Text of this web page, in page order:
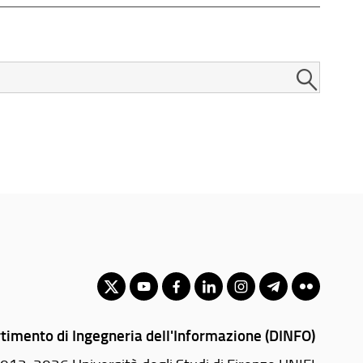
di Ingegneria dell'Informazione (DINFO)